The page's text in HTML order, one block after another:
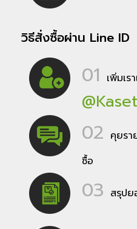
วิธีสั่งซื้อผ่าน Line ID
01 เพิ่มเร
02 คุยรา
ซื้อ
03 สรุป